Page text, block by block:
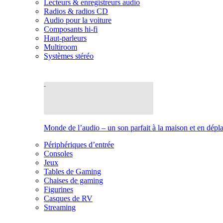
Lecteurs & enregistreurs audio
Radios & radios CD
Audio pour la voiture
Composants hi-fi
Haut-parleurs
Multiroom
Systèmes stéréo
Monde de l’audio – un son parfait à la maison et en
Périphériques d’entrée
Consoles
Jeux
Tables de Gaming
Chaises de gaming
Figurines
Casques de RV
Streaming